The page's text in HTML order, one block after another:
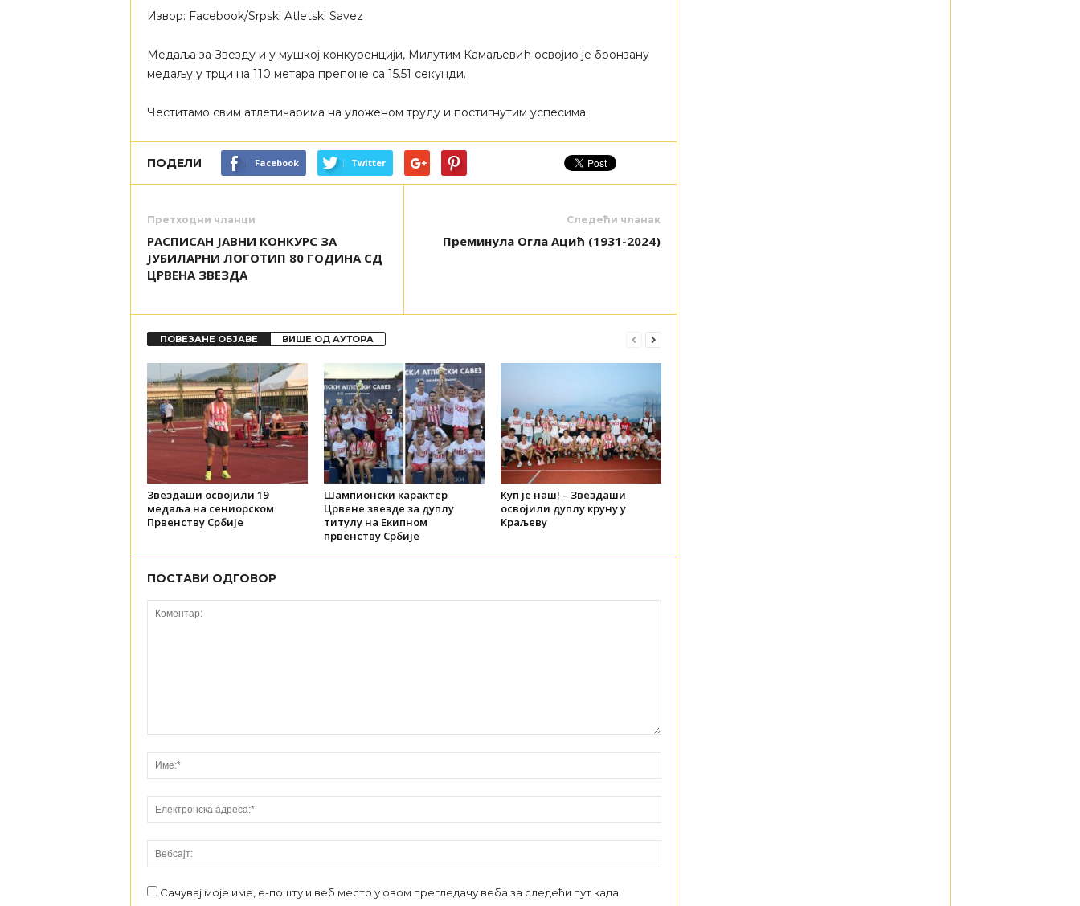
Извор: Facebook/Srpski Atletski Savez
Медаља за Звезду и у мушкој конкуренцији, Милутим Камаљевић освојио је бронзану
медаљу у трци на 110 метара препоне са 15.51 секунди.
Честитамо свим атлетичарима на уложеном труду и постигнутим успесима.
ПОДЕЛИ Facebook Twitter
Претходни чланци
РАСПИСАН ЈАВНИ КОНКУРС ЗА
ЈУБИЛАРНИ ЛОГОТИП 80 ГОДИНА СД
ЦРВЕНА ЗВЕЗДА
Следећи чланак
Преминула Огла Ацић (1931-2024)
ПОВЕЗАНЕ ОБЈАВЕ ВИШЕ ОД АУТОРА
Звездаши освојили 19
медаља на сениорском
Првенству Србије
Шампионски карактер
Црвене звезде за дуплу
титулу на Екипном
првенству Србије
Куп је наш! – Звездаши
освојили дуплу круну у
Краљеву
ПОСТАВИ ОДГОВОР
Сачувај моје име, е-пошту и веб место у овом прегледачу веба за следећи пут када